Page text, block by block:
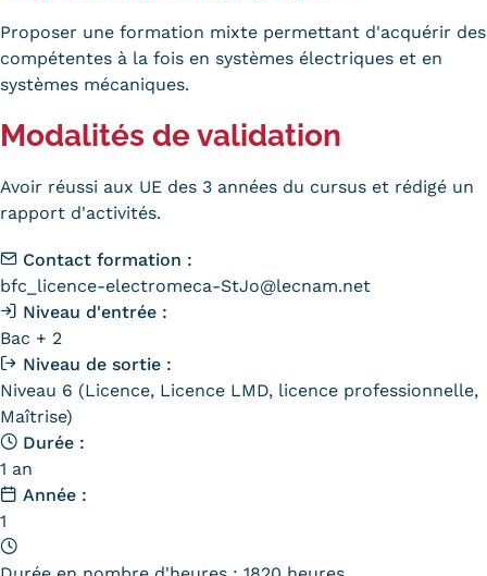
l'Expérience (VAE)
Validation des études
supérieures (VES)
Validation des acquis
(VAPP)
Infos pratiques
Discrimination/égalité/mixité
Handi'Cnam
Proposer une formation mixte permettant d'acquérir des
compétentes à la fois en systèmes électriques et en
systèmes mécaniques.
Modalités de validation
Avoir réussi aux UE des 3 années du cursus et rédigé un
rapport d'activités.
Contact formation :
bfc_licence-electromeca-StJo@lecnam.net
Niveau d'entrée :
Bac + 2
Niveau de sortie :
Niveau 6 (Licence, Licence LMD, licence professionnelle,
Maîtrise)
Durée :
1 an
Année :
1